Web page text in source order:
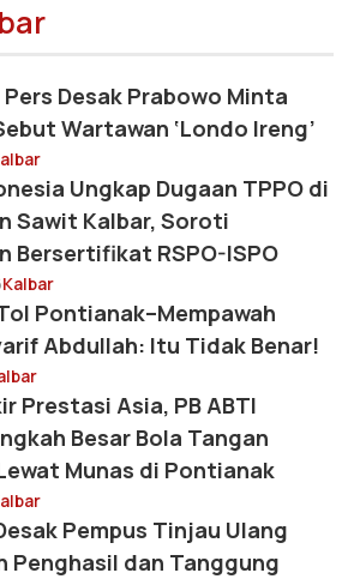
Desak Prabowo Minta
Wartawan ‘Londo Ireng’
Ungkap Dugaan TPPO di
Sawit Kalbar, Soroti
Bersertifikat RSPO-ISPO
Kalbar
Pontianak–Mempawah
Abdullah: Itu Tidak Benar!
Prestasi Asia, PB ABTI
Besar Bola Tangan
Munas di Pontianak
Pempus Tinjau Ulang
Penghasil dan Tanggung